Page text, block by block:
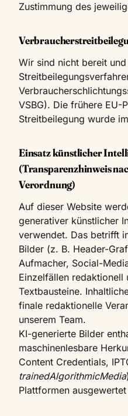
Zustimmung des
Wir sind nicht bereit
VSBG). Die frühere EU-
Streitbeilegung wurde
Einsatz künstlicher
(Transparenzhinweis
Verordnung)
Auf dieser Website
generativer künstlicher
verwendet. Das betrifft
Bilder (z. B. Header-
Aufmacher, Social-
Einzelfällen redaktionell
Textbausteine.
finale redaktionelle
unserem Team.
KI-generierte Bilder
maschinenlesbare
Content Credentials,
trainedAlgorithmicMedia
Plattformen